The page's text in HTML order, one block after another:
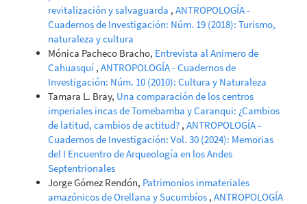
revitalización y salvaguarda , ANTROPOLOGÍA -
Cuadernos de Investigación: Núm. 19 (2018): Turismo,
naturaleza y cultura
Mónica Pacheco Bracho, Entrevista al Animero de
Cahuasquí , ANTROPOLOGÍA - Cuadernos de
Investigación: Núm. 10 (2010): Cultura y Naturaleza
Tamara L. Bray, Una comparación de los centros
imperiales incas de Tomebamba y Caranqui: ¿Cambios
de latitud, cambios de actitud? , ANTROPOLOGÍA -
Cuadernos de Investigación: Vol. 30 (2024): Memorias
del I Encuentro de Arqueología en los Andes
Septentrionales
Jorge Gómez Rendón, Patrimonios inmateriales
amazónicos de Orellana y Sucumbíos , ANTROPOLOGÍA